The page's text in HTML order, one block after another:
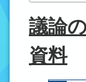
議論
資料